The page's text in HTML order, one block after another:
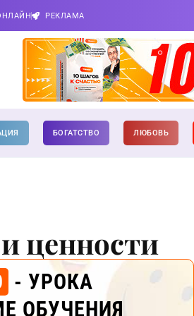
РЕКЛАМА
БОГАТСТВО ЛЮБОВЬ
ценности
- УРОКА
ОБУЧЕНИЯ